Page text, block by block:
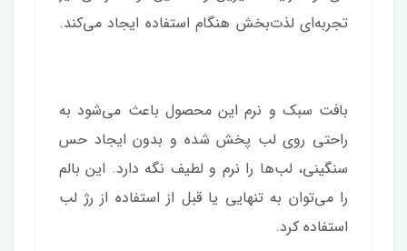
تجربه‌ای لذت‌بخش هنگام استفاده ایجاد می‌کند.
بافت سبک و نرم این محصول باعث می‌شود به
راحتی روی لب پخش شده و بدون ایجاد حس
سنگینی، لب‌ها را نرم و لطیف نگه دارد. این بالم
را می‌توان به تنهایی یا قبل از استفاده از رژ لب
استفاده کرد.